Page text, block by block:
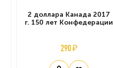
2 доллара Канада 2017
г. 150 лет Конфедерации
290 ₽